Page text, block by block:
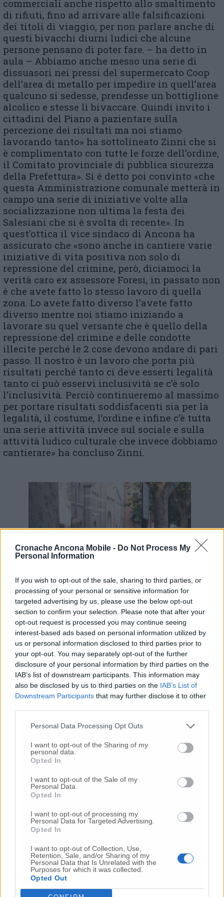
Cronache Ancona Mobile - Do Not Process My
Personal Information
If you wish to opt-out of the sale, sharing to third parties, or
processing of your personal or sensitive information for
targeted advertising by us, please use the below opt-out
section to confirm your selection. Please note that after your
opt-out request is processed you may continue seeing
interest-based ads based on personal information utilized by
us or personal information disclosed to third parties prior to
your opt-out. You may separately opt-out of the further
disclosure of your personal information by third parties on the
IAB’s list of downstream participants. This information may
also be disclosed by us to third parties on the IAB’s List of
Downstream Participants that may further disclose it to other
Personal Data Processing Opt Outs
I want to opt-out of the Sharing of my
personal data.
Opted In
I want to opt-out of the Sale of my
Personal Data.
Opted In
I want to opt-out of processing my
Personal Data for Targeted Advertising.
Opted In
I want to opt-out of Collection, Use,
Retention, Sale, and/or Sharing of my
Personal Data that Is Unrelated with the
Purposes for which it was collected.
Opted Out
commerciali anche rispetto allo smaltimento
di rifiuti, fino ad arrivare alle falsificazioni
dei titoli di viaggio, per non parlare anche di
questi bivacchi diurni ludici che alcune
persone pensano di poter fare. – ha detto in
aula – Abbiamo anche messo una serie di
dissuasori nei pressi del supermercato Coop
dell’area di metallo per impedire in quell’area
qualcuno si sedesse, prendesse un bottiglione
alcolico e stesse lì bivaccare. Quindi invito i
cittadini del Piano a pazientare sulla
percezione dei risultati ma noi stiamo
lavorando tanto» ha sottolineato Zinni che si
è complimentato con tutte le forze dell’ordine,
il Comitato provinciale di pubblica sicurezza
della Prefettura». Si è detto poi convinto «che
questa Amministrazione comunale metterà in
campo una serie di iniziative volte alla
socializzazione non ultima la festa dei
Salesiani che si è svolta di recente». In
quest’ottica il vice sindaco di Ancona ha
assicurato che «sono anche in cantiere varie
iniziative di vita positiva non solo di
repressione del crimine, però, diciamoci la
verità caro ex assessore Foresi, in passato non
è che avete fatto lo stesso lavoro di quella
zona. Lo avete fatto diverso l’avete fatto
diverso mentre noi stiamo iniziando a
lavorare su quel versante che è quello della
repressione del crimine e delle condotte
illecite perché le 2 cose devono andare di pari
passo. Il nostro è un lavoro che porta più
risultati perché tanto ci deve esserti legalità
tanto ci può esservi inclusività se c’è solo
l’inclusività. Perciò continueremo al massimo
per portare risultati soddisfacenti sia per la
legalità, il costume, l’ordine e infine c’è tutta
una serie attività invece sul sociale e sulla
attività ludico culturale che invece dobbiamo
cantierare» ha concluso Zinni.
La polizia alla chiesa dei Salesiani (Archivio)
L’assessoreDaniele Berardinelliha aggiunto
che «un assessore della giunta Silvetti abita
proprio in quella zona e si può immaginare se
non siamo molto attenti alla vivibilità del
Piano. Tra l’altro il consigliere comunale della
maggioranza Andreani aveva già fatto
un’interrogazione su questo tema. Stiamo
dando il massimo supporto a chi abita in
questa quartiere e che si trova un po’ in
difficoltà perché non c’è non c’è lo stesso
livello di sicurezza e decoro. – ha rimarcato
Berardinelli – Abbiamo fatto un grosso
intervento sia in corso Carlo Alberto che in
largo Staffette Partigiane, sistemando i giochi
i giochi per i bambini e ripulendo il
ricettacolo anche di immondizia sotto tutte le
siepi del corso. E’ stata decapitata una
scultura che rappresenta l’inizio di corso
Carlo Alberto e siamo intervenuti per cercare
di sostituirla con un’altra. La zona ci sta
molto a cuore, dovremmo sicuramente
implementare anche i controlli e credo grazie
alle ultime assunzioni nella Polizia locale,